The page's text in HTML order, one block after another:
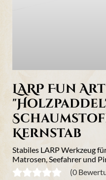
LARP Fun
Kernstab
Stabiles LARP Werkzeug
Matrosen, Seefahrer und
(0